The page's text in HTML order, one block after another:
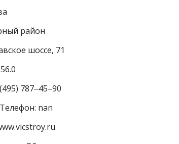
район
шоссе, 71
787‒45‒90
nan